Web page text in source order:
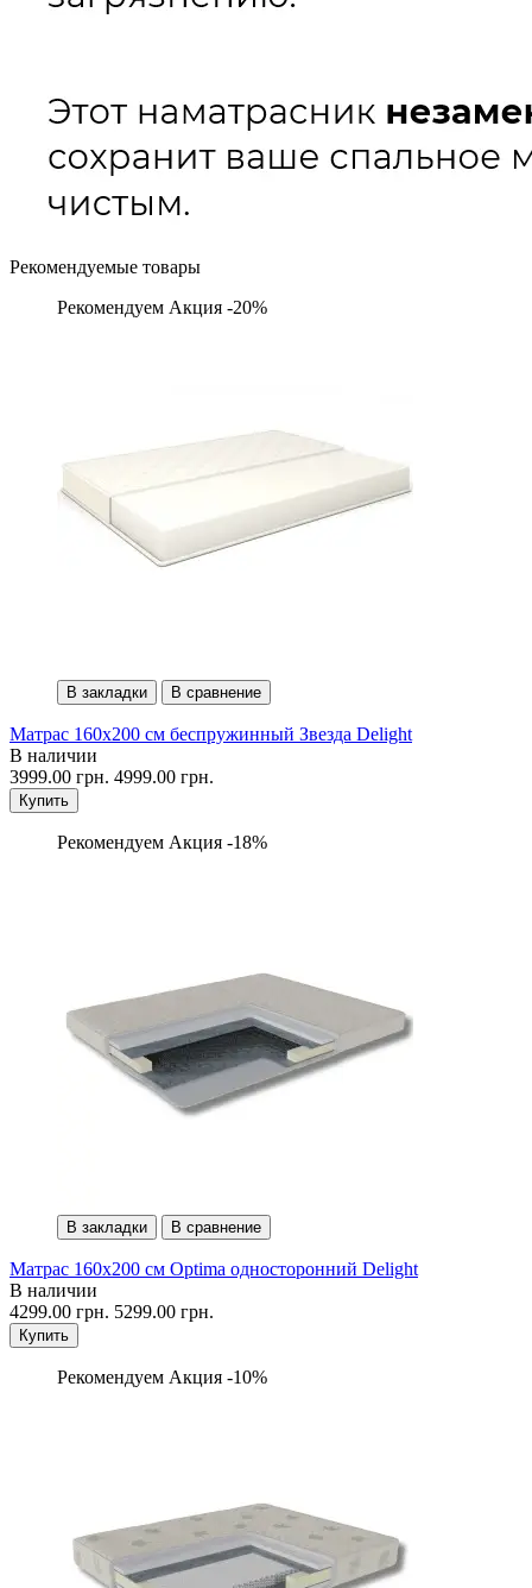
Рекомендуемые товары
Рекомендуем Акция -20%
В закладки В сравнение
Матрас 160х200 см беспружинный Звезда Delight
В наличии
3999.00 грн. 4999.00 грн.
Купить
Рекомендуем Акция -18%
В закладки В сравнение
Матрас 160х200 см Optima односторонний Delight
В наличии
4299.00 грн. 5299.00 грн.
Купить
Рекомендуем Акция -10%